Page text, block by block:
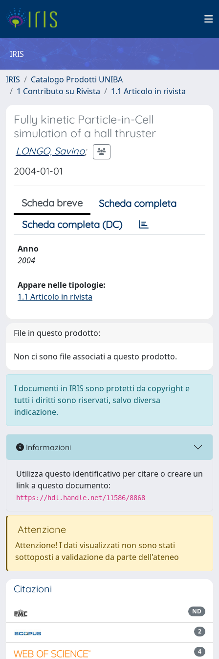
IRIS
IRIS
Catalogo Prodotti UNIBA
1 Contributo su Rivista
1.1 Articolo in rivista
Fully kinetic Particle-in-Cell
simulation of a hall thruster
LONGO, Savino;
2004-01-01
Scheda breve
Scheda completa
Scheda completa (DC)
Anno
2004
Appare nelle tipologie:
1.1 Articolo in rivista
File in questo prodotto:
Non ci sono file associati a questo prodotto.
I documenti in IRIS sono protetti da copyright e
tutti i diritti sono riservati, salvo diversa
indicazione.
Informazioni
Utilizza questo identificativo per citare o creare un
link a questo documento:
https://hdl.handle.net/11586/8868
Attenzione
Attenzione! I dati visualizzati non sono stati
sottoposti a validazione da parte dell'ateneo
Citazioni
ND
2
4